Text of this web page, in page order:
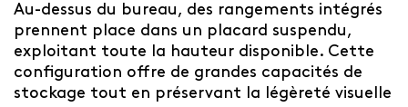
Au-dessus du bureau, des rangements intégrés
prennent place dans un placard suspendu,
exploitant toute la hauteur disponible. Cette
configuration offre de grandes capacités de
stockage tout en préservant la légèreté visuelle